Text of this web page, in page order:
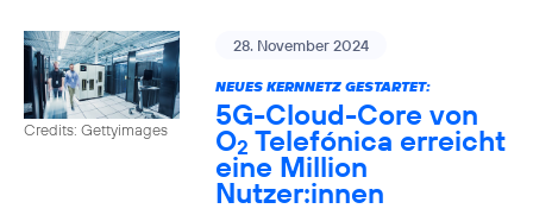
Credits: Gettyimages
28. November 2024
NEUES KERNNETZ GESTARTET:
5G-Cloud-Core von
O2 Telefónica erreicht
eine Million
Nutzer:innen